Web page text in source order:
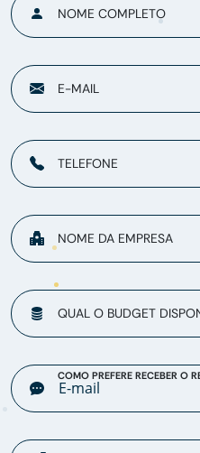
NOME COMPLETO
E-MAIL
TELEFONE
NOME DA EMPRESA
QUAL O BUDGET
COMO PREFERE RECEBER O